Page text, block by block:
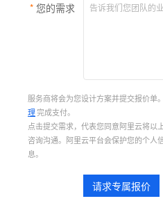
您的需求
服务商将会为您设计方案并提交报价单
理完成支付。
点击提交需求，代表您同意阿里云将以
咨询沟通。阿里云平台会保护您的个人
息。
请求专属报价